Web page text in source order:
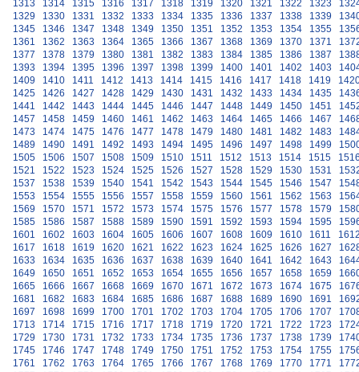
1313 1314 1315 1316 1317 1318 1319 1320 1321 1322 1323
1329
1330 1331 1332 1333 1334 1335 1336 1337 1338 1339
1345
1346 1347 1348 1349 1350 1351 1352 1353 1354 1355
1361
1362 1363 1364 1365 1366 1367 1368 1369 1370 1371
1377
1378 1379 1380 1381 1382 1383 1384 1385 1386 1387
1393
1394 1395 1396 1397 1398 1399 1400 1401 1402 1403
1409
1410 1411 1412 1413 1414 1415 1416 1417 1418 1419
1425
1426 1427 1428 1429 1430 1431 1432 1433 1434 1435
1441
1442 1443 1444 1445 1446 1447 1448 1449 1450 1451
1457
1458 1459 1460 1461 1462 1463 1464 1465 1466 1467
1473
1474 1475 1476 1477 1478 1479 1480 1481 1482 1483
1489
1490 1491 1492 1493 1494 1495 1496 1497 1498 1499
1505
1506 1507 1508 1509 1510 1511 1512 1513 1514 1515
1521
1522 1523 1524 1525 1526 1527 1528 1529 1530 1531
1537
1538 1539 1540 1541 1542 1543 1544 1545 1546 1547
1553
1554 1555 1556 1557 1558 1559 1560 1561 1562 1563
1569
1570 1571 1572 1573 1574 1575 1576 1577 1578 1579
1585
1586 1587 1588 1589 1590 1591 1592 1593 1594 1595
1601
1602 1603 1604 1605 1606 1607 1608 1609 1610 1611
1617
1618 1619 1620 1621 1622 1623 1624 1625 1626 1627
1633
1634 1635 1636 1637 1638 1639 1640 1641 1642 1643
1649
1650 1651 1652 1653 1654 1655 1656 1657 1658 1659
1665
1666 1667 1668 1669 1670 1671 1672 1673 1674 1675
1681
1682 1683 1684 1685 1686 1687 1688 1689 1690 1691
1697
1698 1699 1700 1701 1702 1703 1704 1705 1706 1707
1713
1714 1715 1716 1717 1718 1719 1720 1721 1722 1723
1729
1730 1731 1732 1733 1734 1735 1736 1737 1738 1739
1745
1746 1747 1748 1749 1750 1751 1752 1753 1754 1755
1761
1762 1763 1764 1765 1766 1767 1768 1769 1770 1771